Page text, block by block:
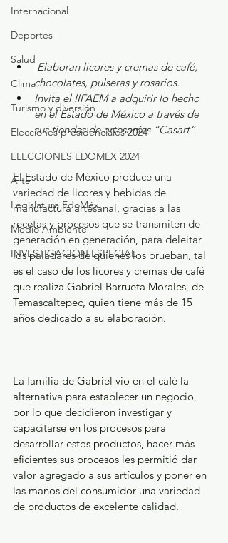
Internacional
Deportes
Salud
Clima
Turismo y diversión
Elecciones presidenciales 2024
ELECCIONES EDOMEX 2024
Arte
Legislatura EdoMéx
Medio Ambiente
INVESTIGACIÓN ESPECIAL
Elaboran licores y cremas de café,
chocolates, pulseras y rosarios.
Invita el IIFAEM a adquirir lo hecho
en el Estado de México a través de
sus tiendas de artesanías “Casart”.
El Estado de México produce una
variedad de licores y bebidas de
manufactura artesanal, gracias a las
recetas y procesos que se transmiten de
generación en generación, para deleitar
los paladares de quienes los prueban, tal
es el caso de los licores y cremas de café
que realiza Gabriel Barrueta Morales, de
Temascaltepec, quien tiene más de 15
años dedicado a su elaboración.
La familia de Gabriel vio en el café la
alternativa para establecer un negocio,
por lo que decidieron investigar y
capacitarse en los procesos para
desarrollar estos productos, hacer más
eficientes sus procesos les permitió dar
valor agregado a sus artículos y poner en
las manos del consumidor una variedad
de productos de excelente calidad.